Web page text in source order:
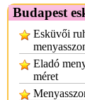
Budapest
Esküvői
Eladó
méret